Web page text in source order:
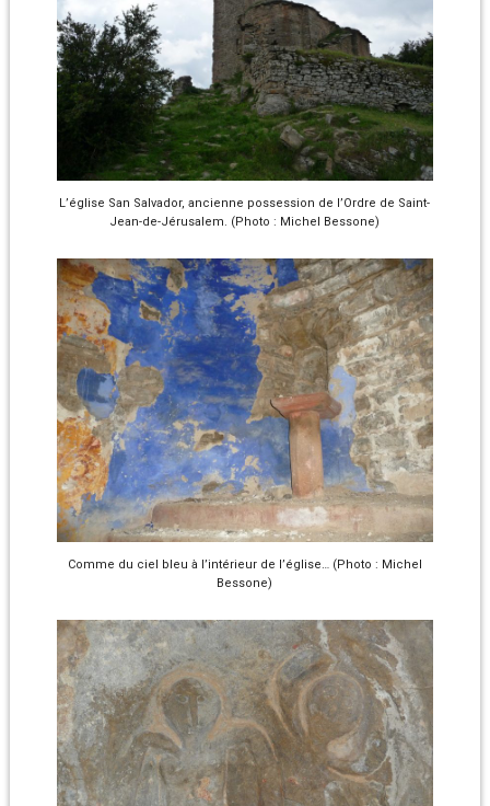
L’église San Salvador, ancienne possession de l’Ordre de Saint-
Jean-de-Jérusalem. (Photo : Michel Bessone)
Comme du ciel bleu à l’intérieur de l’église… (Photo : Michel
Bessone)